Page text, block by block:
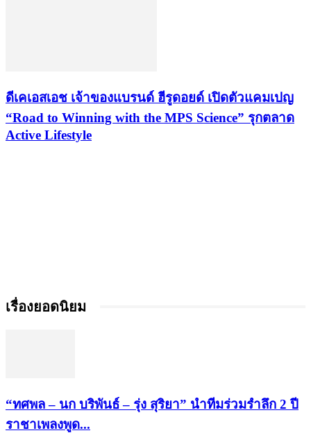
ดีเคเอสเอช เจ้าของแบรนด์ ฮีรูดอยด์ เปิดตัวแคมเปญ
“Road to Winning with the MPS Science” รุกตลาด
Active Lifestyle
เรื่องยอดนิยม
“ทศพล – นก บริพันธ์ – รุ่ง สุริยา” นำทีมร่วมรำลึก 2 ปี
ราชาเพลงพูด...